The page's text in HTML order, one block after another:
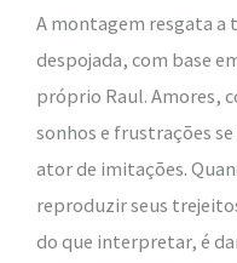
A montagem resgata a
despojada, com base
próprio Raul. Amores,
sonhos e frustrações
ator de imitações.
reproduzir seus
do que interpretar, é